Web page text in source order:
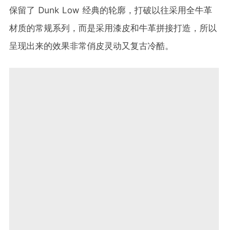
保留了 Dunk Low 经典的轮廓，打破以往采用全牛革
材质的常规系列，而是采用漆皮和牛革拼接打造，所以
呈现出来的效果非常俏皮灵动又复古冷酷。